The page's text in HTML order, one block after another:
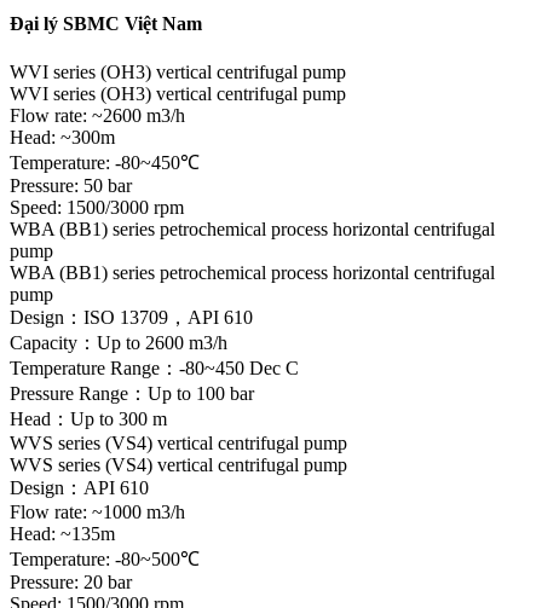
Đại lý SBMC Việt Nam
WVI series (OH3) vertical centrifugal pump
WVI series (OH3) vertical centrifugal pump
Flow rate: ~2600 m3/h
Head: ~300m
Temperature: -80~450℃
Pressure: 50 bar
Speed: 1500/3000 rpm
WBA (BB1) series petrochemical process horizontal centrifugal
pump
WBA (BB1) series petrochemical process horizontal centrifugal
pump
Design：ISO 13709，API 610
Capacity：Up to 2600 m3/h
Temperature Range：-80~450 Dec C
Pressure Range：Up to 100 bar
Head：Up to 300 m
WVS series (VS4) vertical centrifugal pump
WVS series (VS4) vertical centrifugal pump
Design：API 610
Flow rate: ~1000 m3/h
Head: ~135m
Temperature: -80~500℃
Pressure: 20 bar
Speed: 1500/3000 rpm